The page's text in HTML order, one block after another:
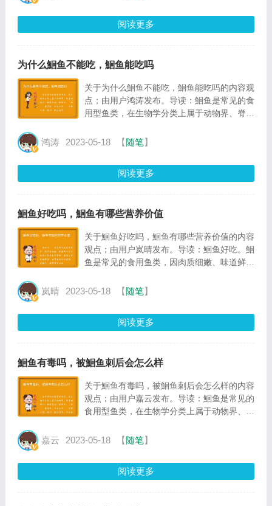
阅读更多
为什么鮰鱼不能吃，鮰鱼能吃吗
关于为什么鮰鱼不能吃，鮰鱼能吃吗的内容观
点；由用户鸿涛发布。导读：鮰鱼是常见的食
用型鱼类，在生物学分类上属于动物界、脊索
类，学名长吻鮠，亦称江团、肥沱、肥王鱼等
鸿涛 2023-05-18 【随笔】
阅读更多
鮰鱼好吃吗，鮰鱼有哪些营养价值
关于鮰鱼好吃吗，鮰鱼有哪些营养价值的内容
观点；由用户岚晴发布。导读：鮰鱼好吃。鮰
鱼是常见的食用鱼类，因肉质细嫩、味道鲜美
鱼，经常食用有补虚损、益精气、健脾胃等功
岚晴 2023-05-18 【随笔】
阅读更多
鮰鱼有毒吗，被鮰鱼刺后会怎么样
关于鮰鱼有毒吗，被鮰鱼刺后会怎么样的内容
观点；由用户嘉云发布。导读：鮰鱼是常见的
食用型鱼类，在生物学分类上属于动物界、脊
类，学名长吻鮠，亦称江团、肥沱、肥王鱼
嘉云 2023-05-18 【随笔】
阅读更多